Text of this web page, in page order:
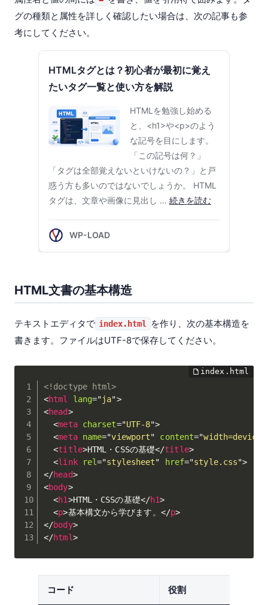
グの種類と属性を詳しく確認したい場合は、次の記事も参
考にしてください。
HTML文書の基本構造
テキストエディタで index.html
を作り、次の基本構造を
書きます。ファイルはUTF-8で保存してください。
<!doctype html>
<html lang="ja">
<head>
<meta charset="UTF-8">
<meta name="viewport" content="
<title>HTML・CSSの基礎</title>
<link rel="stylesheet" href="style.css">
</head>
<body>
<h1>HTML・CSSの基礎</h1>
<p>基本構文から学びます。 </p>
</body>
</html>
コード 役割